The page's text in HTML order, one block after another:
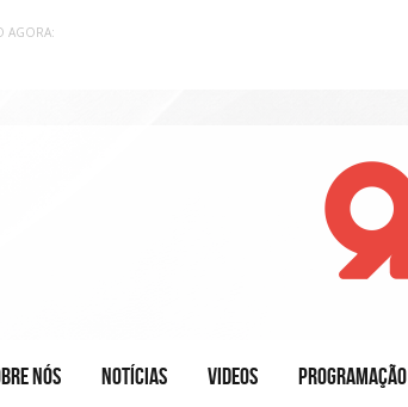
AGORA:
NÓS NOTÍCIAS VIDEOS PROGRAMAÇÃO